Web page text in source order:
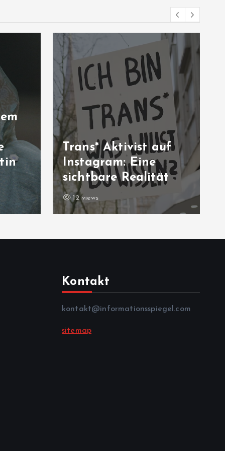
Trans* Aktivist auf
Instagram: Eine
sichtbare Realität
12 views
Kontakt
kontakt@informationsspiegel.com
sitemap